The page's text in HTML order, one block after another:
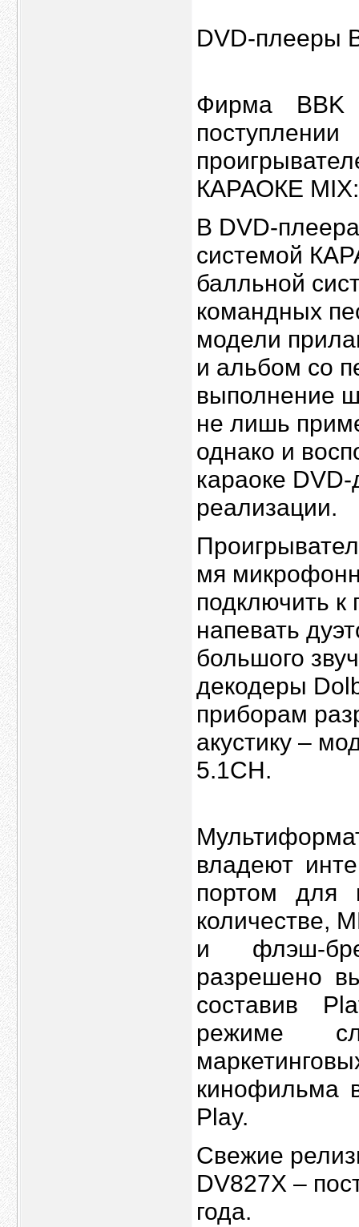
DVD-плееры
Фирма BBK
КАРАОКЕ
В DVD-
системой
балльной
командных
модели
и альбом со
выполнение
не лишь
однако и
караоке
реализации.
мя
подключить
напевать
большого
декодеры
приборам
акустику –
5.1CH.
владеют
портом для
количестве,
и флэш-
разрешено
составив
режиме
кинофильма
Play.
Свежие
DV827X –
года.